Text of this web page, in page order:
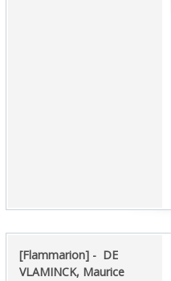
‎[Flammarion] - ‎ ‎DE
VLAMINCK, Maurice‎